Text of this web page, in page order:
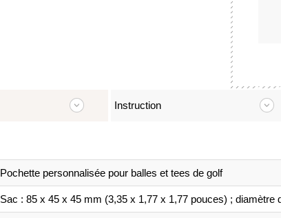
Instruction
Pochette personnalisée pour balles et tees de golf
Sac : 85 x 45 x 45 mm (3,35 x 1,77 x 1,77 pouces) ;